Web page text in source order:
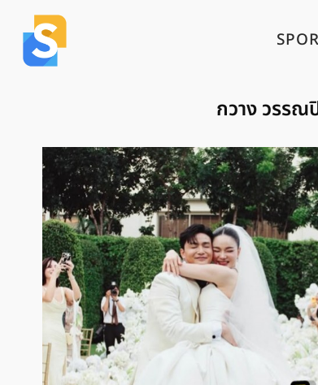
กวาง วรรณ